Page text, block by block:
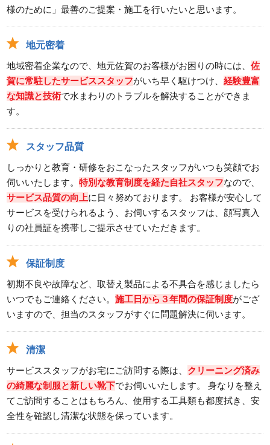
様のために」最善のご提案・施工を行いたいと思います。
地元密着
地域密着企業なので、地元佐賀のお客様がお困りの時には、佐
賀に常駐したサービススタッフがいち早く駆けつけ、経験豊富
な知識と技術で水まわりのトラブルを解決することができま
す。
スタッフ品質
しっかりと教育・研修をおこなったスタッフがいつも笑顔でお
伺いいたします。特別な教育制度を経た自社スタッフなので、
サービス品質の向上に日々努めております。 お客様が安心して
サービスを受けられるよう、お伺いするスタッフは、顔写真入
りの社員証を携帯しご提示させていただきます。
保証制度
初期不良や故障など、取替え製品による不具合を感じましたら
いつでもご連絡ください。施工日から３年間の保証制度がござ
いますので、担当のスタッフがすぐに問題解決に伺います。
清潔
サービススタッフがお宅にご訪問する際は、 クリーニング済み
の綺麗な制服と新しい靴下でお伺いいたします。 身なりを整え
てご訪問することはもちろん、使用する工具類も都度拭き、安
全性を確認し清潔な状態を保っています。